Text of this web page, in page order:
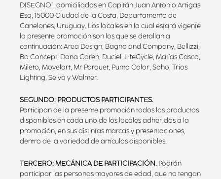
DISEGNO”, domiciliados en Capitán Juan Antonio Artigas
Esq, 15000 Ciudad de la Costa, Departamento de
Canelones, Uruguay. Los locales en la cual estará vigente
la presente promoción son los que se detallan a
continuación: Area Design, Bagno and Company, Bellizzi,
Bo Concept, Dana Caren, Duciel, LifeCycle, Matías Casco,
Mileto, Movelart, Mr Parquet, Punto Color, Soho, Trios
Lighting, Selva y Walmer.
SEGUNDO: PRODUCTOS PARTICIPANTES.
Participan de la presente promoción todos los productos
disponibles en cada uno de los locales adheridos a la
promoción, en sus distintas marcas y presentaciones,
dentro de la variedad de artículos disponibles.
TERCERO: MECÁNICA DE PARTICIPACIÓN. Podrán
participar las personas mayores de edad, que no tengan